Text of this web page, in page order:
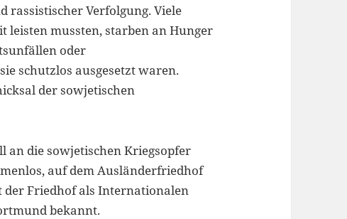
rassistischer Verfolgung. Viele
leisten mussten, starben an Hunger
oder
schutzlos ausgesetzt waren.
der sowjetischen
an die sowjetischen Kriegsopfer
auf dem Ausländerfriedhof
der Friedhof als Internationalen
bekannt.